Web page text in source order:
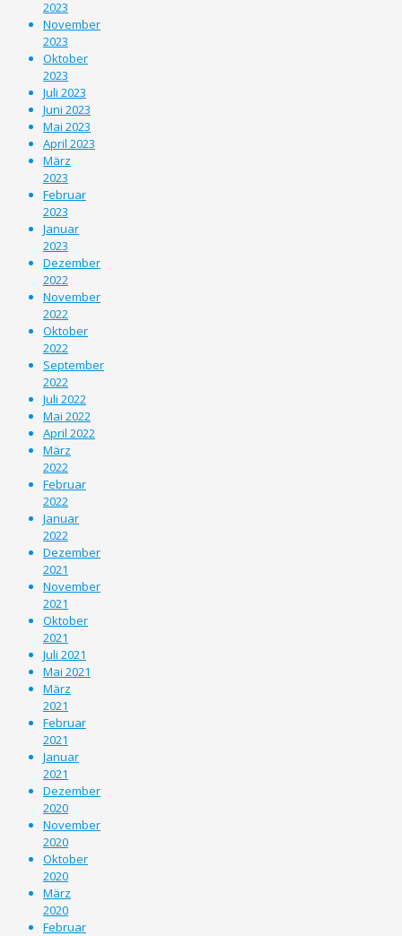
2023
November
2023
Oktober
2023
Juli 2023
Juni 2023
Mai 2023
April 2023
März
2023
Februar
2023
Januar
2023
Dezember
2022
November
2022
Oktober
2022
September
2022
Juli 2022
Mai 2022
April 2022
März
2022
Februar
2022
Januar
2022
Dezember
2021
November
2021
Oktober
2021
Juli 2021
Mai 2021
März
2021
Februar
2021
Januar
2021
Dezember
2020
November
2020
Oktober
2020
März
2020
Februar